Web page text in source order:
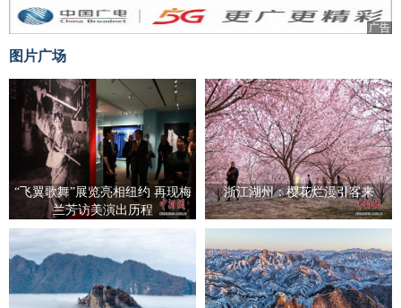
广告
图片广场
“飞翼歌舞”展览亮相纽约 再现梅
兰芳访美演出历程
浙江湖州：樱花烂漫引客来